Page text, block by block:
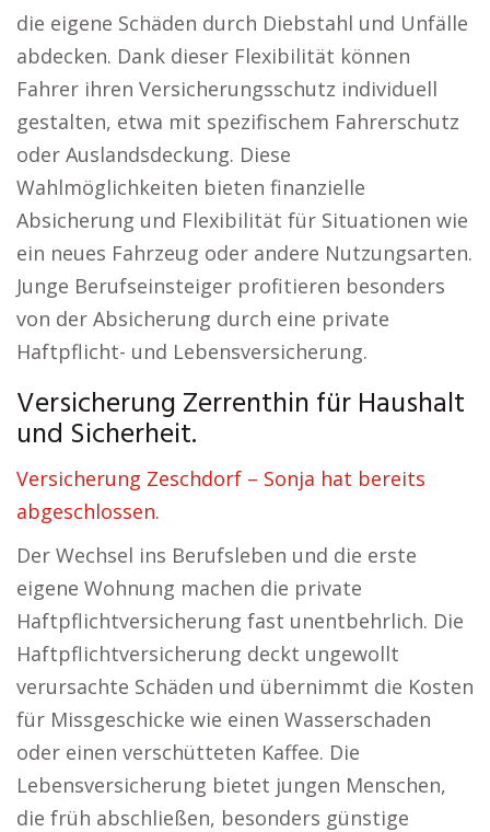
die eigene Schäden durch Diebstahl und Unfälle
abdecken. Dank dieser Flexibilität können
Fahrer ihren Versicherungsschutz individuell
gestalten, etwa mit spezifischem Fahrerschutz
oder Auslandsdeckung. Diese
Wahlmöglichkeiten bieten finanzielle
Absicherung und Flexibilität für Situationen wie
ein neues Fahrzeug oder andere Nutzungsarten.
Junge Berufseinsteiger profitieren besonders
von der Absicherung durch eine private
Haftpflicht- und Lebensversicherung.
Versicherung Zerrenthin für Haushalt
und Sicherheit.
Versicherung Zeschdorf – Sonja hat bereits
abgeschlossen.
Der Wechsel ins Berufsleben und die erste
eigene Wohnung machen die private
Haftpflichtversicherung fast unentbehrlich. Die
Haftpflichtversicherung deckt ungewollt
verursachte Schäden und übernimmt die Kosten
für Missgeschicke wie einen Wasserschaden
oder einen verschütteten Kaffee. Die
Lebensversicherung bietet jungen Menschen,
die früh abschließen, besonders günstige